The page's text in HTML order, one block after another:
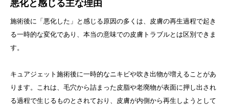
悪化と感じる主な理由
施術後に「悪化した」と感じる原因の多くは、皮膚の再生過程で起き
る一時的な変化であり、本当の意味での皮膚トラブルとは区別できま
す。
キュアジェット施術後に一時的なニキビや吹き出物が増えることがあ
ります。これは、毛穴から詰まった皮脂や老廃物が表面に押し出され
る過程で生じるものとされており、皮膚が内側から再生しようとして